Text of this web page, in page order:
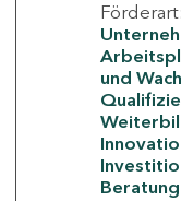
Förderart:
und
Beratung